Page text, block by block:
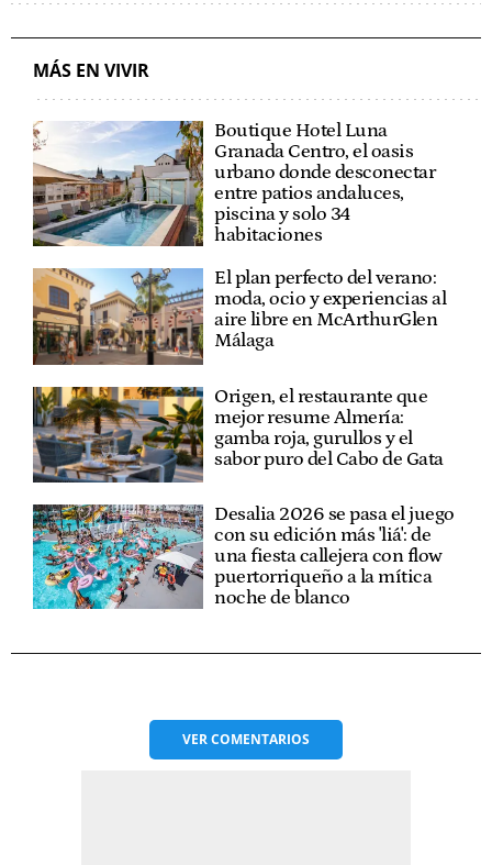
MÁS EN VIVIR
Boutique Hotel Luna
Granada Centro, el oasis
urbano donde desconectar
entre patios andaluces,
piscina y solo 34
habitaciones
El plan perfecto del verano:
moda, ocio y experiencias al
aire libre en McArthurGlen
Málaga
Origen, el restaurante que
mejor resume Almería:
gamba roja, gurullos y el
sabor puro del Cabo de Gata
Desalia 2026 se pasa el juego
con su edición más 'liá': de
una fiesta callejera con flow
puertorriqueño a la mítica
noche de blanco
VERCOMENTARIOS